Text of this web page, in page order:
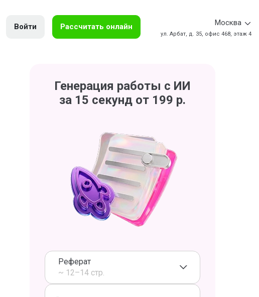
Войти Рассчитать онлайн Москва
ул. Арбат, д. 35, офис 468, этаж 4
Генерация работы с ИИ
за 15 секунд от 199 р.
Реферат
~ 12–14 стр.